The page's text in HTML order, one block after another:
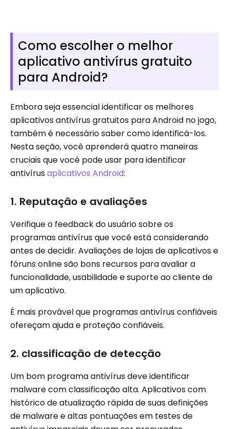
Como escolher o melhor
aplicativo antivírus gratuito
para Android?
Embora seja essencial identificar os melhores
aplicativos antivírus gratuitos para Android no jogo,
também é necessário saber como identificá-los.
Nesta seção, você aprenderá quatro maneiras
cruciais que você pode usar para identificar
antivírusaplicativos Android:
1. Reputação e avaliações
Verifique o feedback do usuário sobre os
programas antivírus que você está considerando
antes de decidir. Avaliações de lojas de aplicativos e
fóruns online são bons recursos para avaliar a
funcionalidade, usabilidade e suporte ao cliente de
um aplicativo.
É mais provável que programas antivírus confiáveis
​​ofereçam ajuda e proteção confiáveis.
2. classificação de detecção
Um bom programa antivírus deve identificar
malware com classificação alta. Aplicativos com
histórico de atualização rápida de suas definições
de malware e altas pontuações em testes de